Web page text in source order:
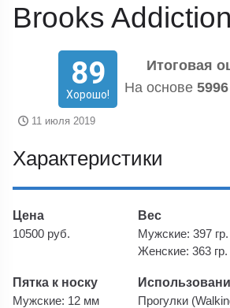
Brooks
89
Хорошо!
Итоговая
На основе 5996
11 июля 2019
Характеристики
Цена
10500 руб.
Вес
Мужские: 397 гр.
Женские: 363 гр.
Пятка к носку
Мужские: 12 мм
Прогулки